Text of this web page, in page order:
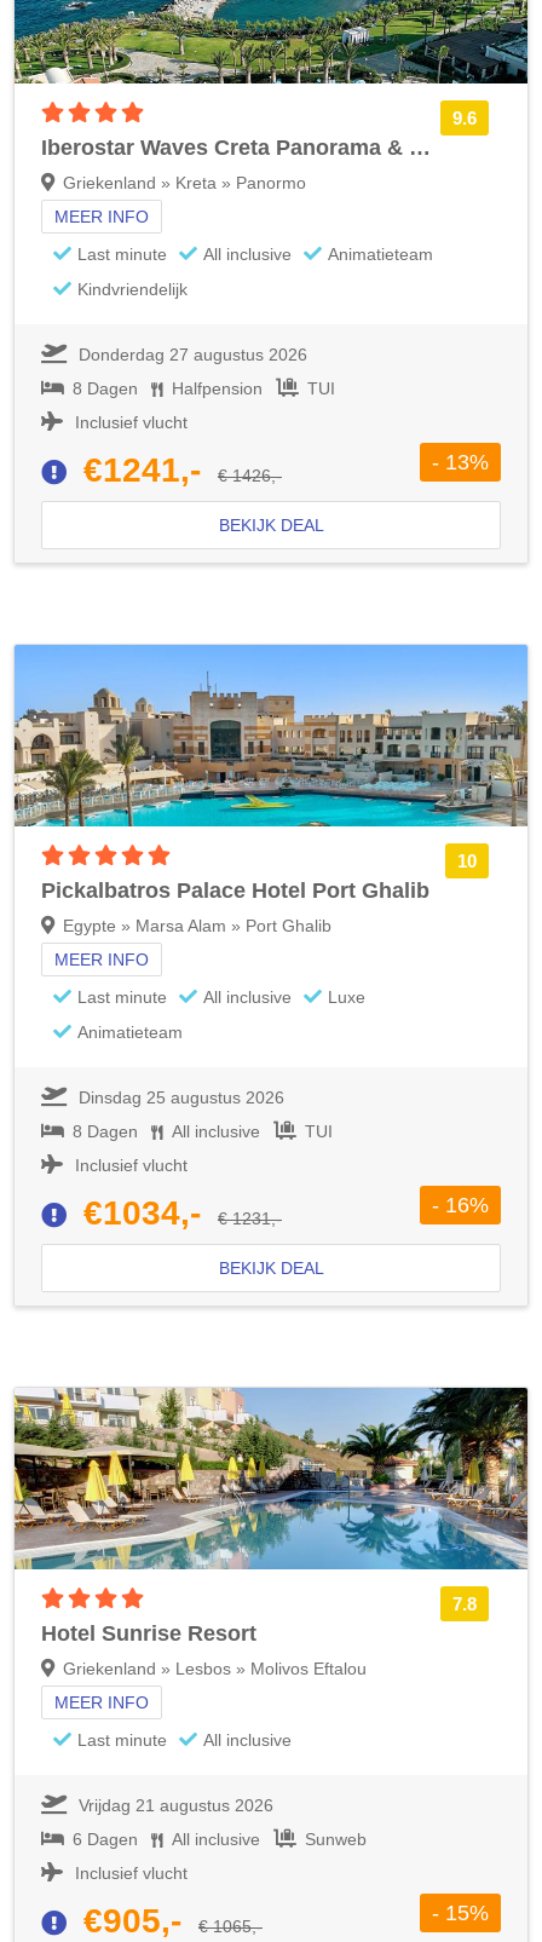
9.6
Iberostar Waves Creta Panorama & Mare
Griekenland » Kreta » Panormo
MEER INFO
Last minute
All inclusive
Animatieteam
Kindvriendelijk
Donderdag 27 augustus 2026
8 Dagen
Halfpension
TUI
Inclusief vlucht
€1241,- € 1426,-
- 13%
BEKIJK DEAL
10
Pickalbatros Palace Hotel Port Ghalib
Egypte » Marsa Alam » Port Ghalib
MEER INFO
Last minute
All inclusive
Luxe
Animatieteam
Dinsdag 25 augustus 2026
8 Dagen
All inclusive
TUI
Inclusief vlucht
€1034,- € 1231,-
- 16%
BEKIJK DEAL
7.8
Hotel Sunrise Resort
Griekenland » Lesbos » Molivos Eftalou
MEER INFO
Last minute
All inclusive
Vrijdag 21 augustus 2026
6 Dagen
All inclusive
Sunweb
Inclusief vlucht
€905,- € 1065,-
- 15%